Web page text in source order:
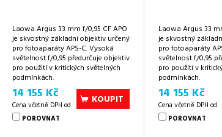
Laowa Argus 33 mm f/0,95 CF APO
je skvostný základní objektiv určený
pro fotoaparáty APS-C. Vysoká
světelnost f/0,95 předurčuje objektiv
pro použití v kritických světelných
podmínkách.
KOUPIT
14 155 Kč
Cena včetně DPH od
POROVNAT
Laowa Argus 33
je skvostný
pro fotoaparáty
světelnost f/0,95
pro použití v
podmínkách.
14 155 Kč
Cena včetně DPH od
POROVNAT